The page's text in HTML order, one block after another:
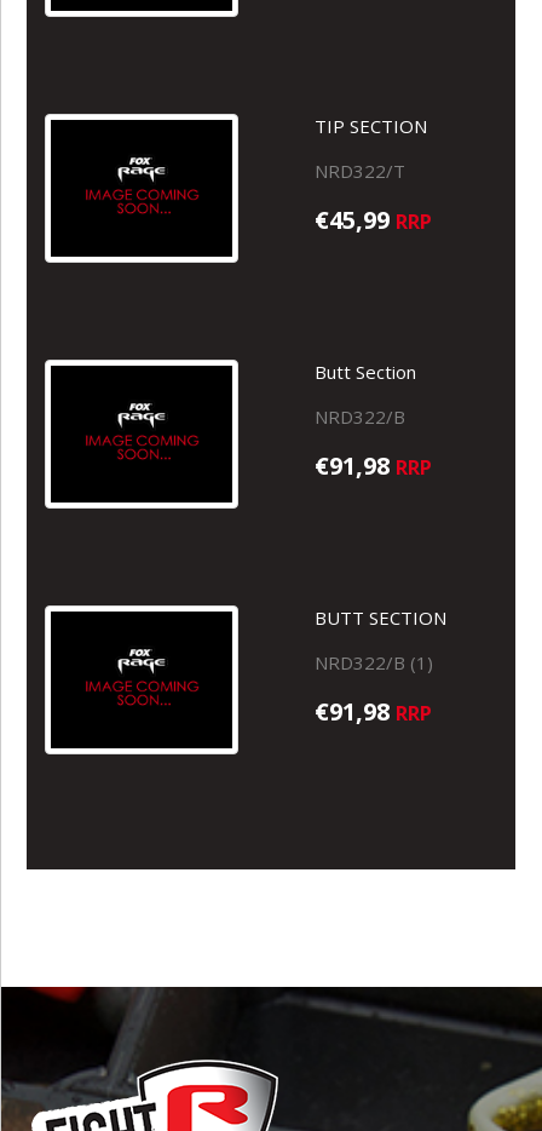
TIP SECTION
NRD322/T
€45,99 RRP
Butt Section
NRD322/B
€91,98 RRP
BUTT SECTION
NRD322/B (1)
€91,98 RRP